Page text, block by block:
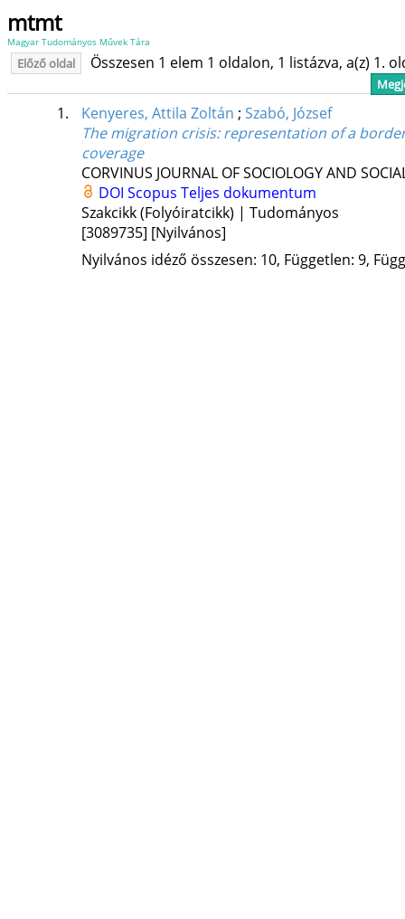
mtmt
Magyar Tudományos Művek Tára
Előző oldal Összesen 1 elem 1 oldalon, 1 listázva, a(z) 1.
1. Kenyeres, Attila Zoltán ; Szabó, József
The migration crisis: representation of a
coverage
CORVINUS JOURNAL OF SOCIOLOGY AND
DOI Scopus Teljes dokumentum
Szakcikk (Folyóiratcikk) | Tudományos
[3089735] [Nyilvános]
Nyilvános idéző összesen: 10, Független: 9,